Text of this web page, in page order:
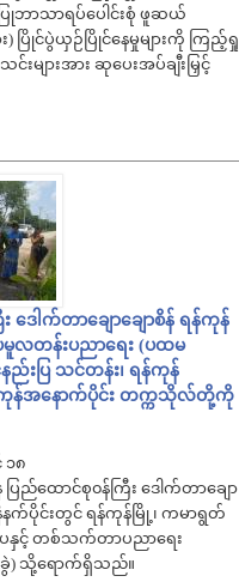
ာသာရပ်ပေါင်းစုံ ဖူဆယ်
ပြိုင်ပွဲယှဉ်ပြိုင်နေမှုများကို ကြည့်ရှု
များအား ဆုပေးအပ်ချီးမြှင့်
ဒေါက်တာချောချောစိန် ရန်ကုန်
ပမူလတန်းပညာရေး (ပထမ
းပြ သင်တန်း၊ ရန်ကုန်
န်အနောက်ပိုင်း တက္ကသိုလ်တို့ကို
၁၈
ပြည်ထောင်စု၀န်ကြီး ဒေါက်တာချော
နက်ပိုင်းတွင် ရန်ကုန်မြို့၊ ကမာရွတ်
င်ပနှင့် တစ်သက်တာပညာရေး
းခွဲ) သို့ရောက်ရှိသည်။